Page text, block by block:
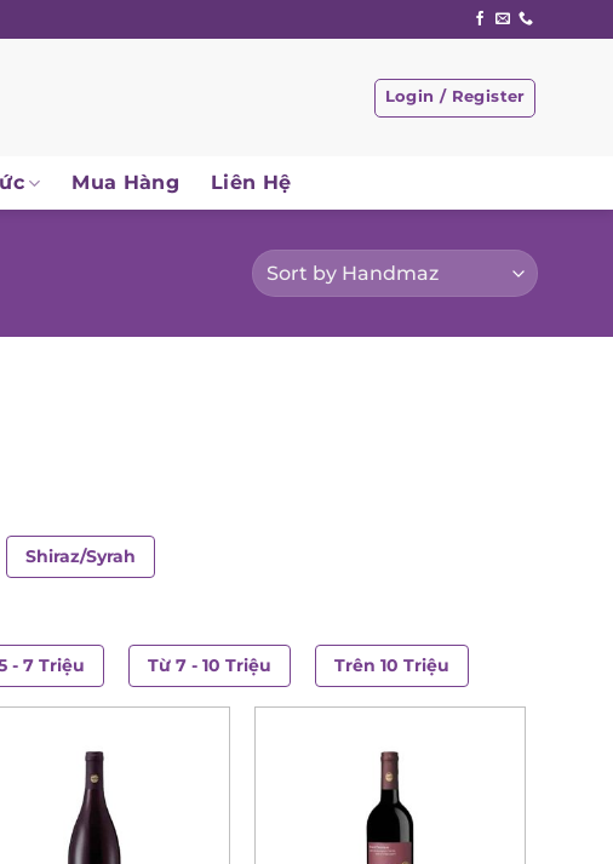
Login / Register
Mua Hàng Liên Hệ
Shiraz/Syrah
- 7 Triệu Từ 7 - 10 Triệu Trên 10 Triệu